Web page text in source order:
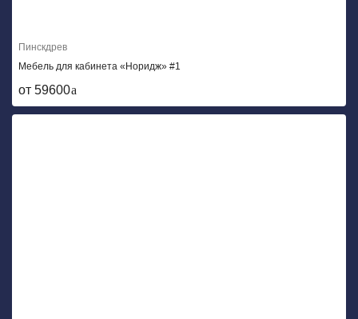
Пинскдрев
Мебель для кабинета «Норидж» #1
от 59600